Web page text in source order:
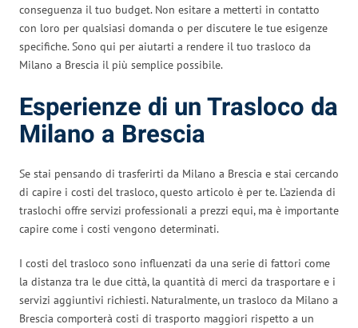
conseguenza il tuo budget. Non esitare a metterti in contatto
con loro per qualsiasi domanda o per discutere le tue esigenze
specifiche. Sono qui per aiutarti a rendere il tuo trasloco da
Milano a Brescia il più semplice possibile.
Esperienze di un Trasloco da
Milano a Brescia
Se stai pensando di trasferirti da Milano a Brescia e stai cercando
di capire i costi del trasloco, questo articolo è per te. L’azienda di
traslochi offre servizi professionali a prezzi equi, ma è importante
capire come i costi vengono determinati.
I costi del trasloco sono influenzati da una serie di fattori come
la distanza tra le due città, la quantità di merci da trasportare e i
servizi aggiuntivi richiesti. Naturalmente, un trasloco da Milano a
Brescia comporterà costi di trasporto maggiori rispetto a un